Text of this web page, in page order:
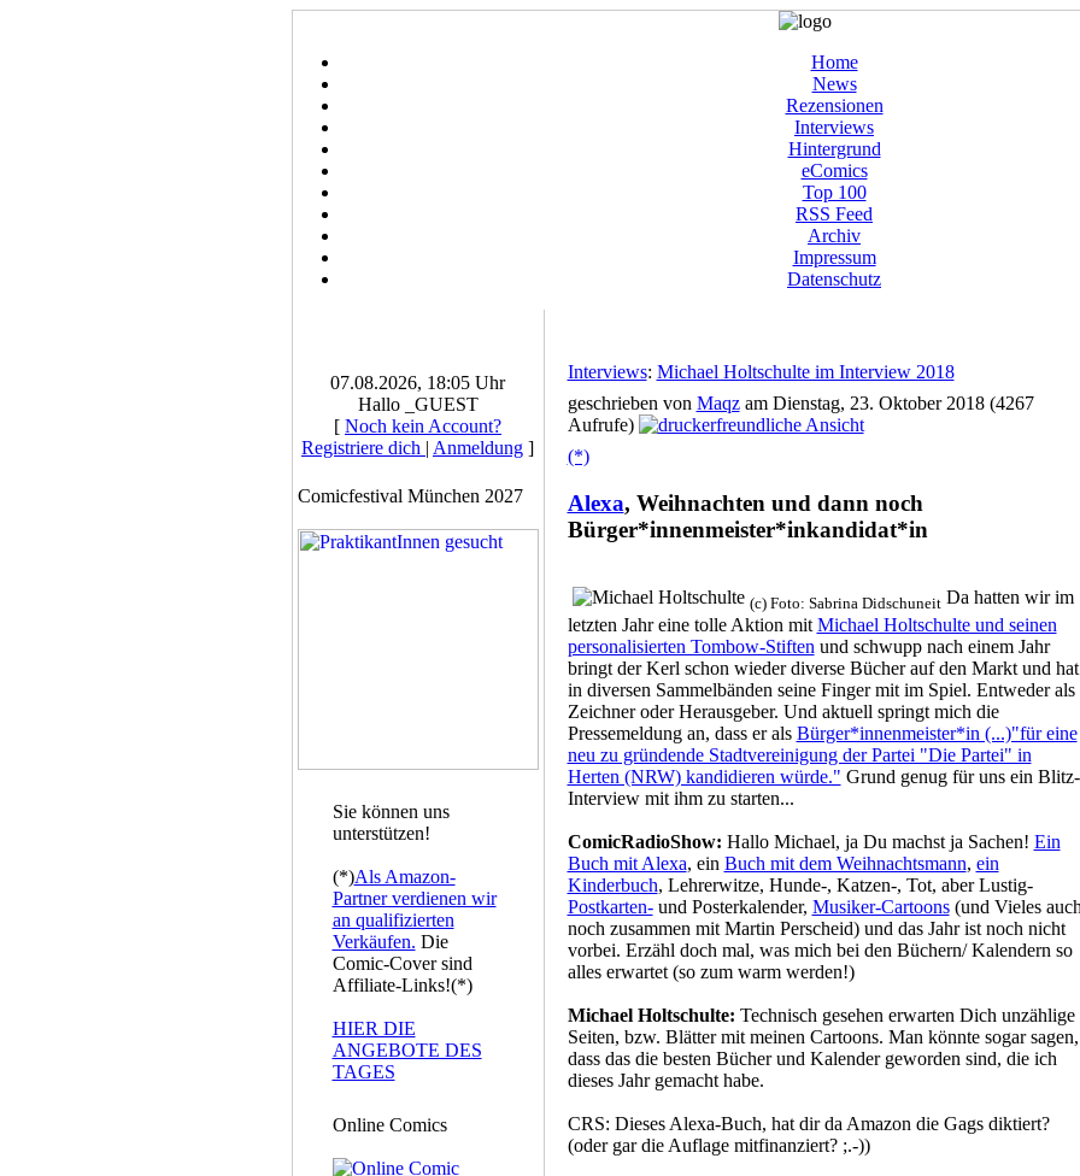
Home
News
Rezensionen
Interviews
Hintergrund
eComics
Top 100
RSS Feed
Archiv
Impressum
Datenschutz
07.08.2026, 18:05 Uhr
Hallo _GUEST
[ Noch kein Account?
Registriere dich | Anmeldung ]
Comicfestival München 2027
Sie können uns
unterstützen!
(*)Als Amazon-
Partner verdienen wir
an qualifizierten
Verkäufen. Die
Comic-Cover sind
Affiliate-Links!(*)
HIER DIE
ANGEBOTE DES
TAGES
Online Comics
Interviews: Michael Holtschulte im Interview 2018
geschrieben von Maqzam Dienstag, 23. Oktober 2018 (4267
Aufrufe)
(*)
Alexa, Weihnachten und dann noch
Bürger*innenmeister*inkandidat*in
(c) Foto: Sabrina DidschuneitDa hatten wir im
letzten Jahr eine tolle Aktion mit Michael Holtschulte und seinen
personalisierten Tombow-Stiften und schwupp nach einem Jahr
bringt der Kerl schon wieder diverse Bücher auf den Markt und hat
in diversen Sammelbänden seine Finger mit im Spiel. Entweder als
Zeichner oder Herausgeber. Und aktuell springt mich die
Pressemeldung an, dass er als Bürger*innenmeister*in (...)"für eine
neu zu gründende Stadtvereinigung der Partei "Die Partei" in
Herten (NRW) kandidieren würde." Grund genug für uns ein Blitz-
Interview mit ihm zu starten...
ComicRadioShow: Hallo Michael, ja Du machst ja Sachen! Ein
Buch mit Alexa, ein Buch mit dem Weihnachtsmann, ein
Kinderbuch, Lehrerwitze, Hunde-, Katzen-, Tot, aber Lustig-
Postkarten-und Posterkalender, Musiker-Cartoons(und Vieles
noch zusammen mit Martin Perscheid) und das Jahr ist noch nicht
vorbei. Erzähl doch mal, was mich bei den Büchern/ Kalendern so
alles erwartet (so zum warm werden!)
Michael Holtschulte: Technisch gesehen erwarten Dich unzählige
Seiten, bzw. Blätter mit meinen Cartoons. Man könnte sogar sagen,
dass das die besten Bücher und Kalender geworden sind, die ich
dieses Jahr gemacht habe.
CRS: Dieses Alexa-Buch, hat dir da Amazon die Gags diktiert?
(oder gar die Auflage mitfinanziert? ;.-))